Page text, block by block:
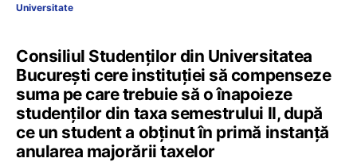
Universitate
Consiliul Studenților din Universitatea
București cere instituției să compenseze
suma pe care trebuie să o înapoieze
studenților din taxa semestrului II, după
ce un student a obținut în primă instanță
anularea majorării taxelor